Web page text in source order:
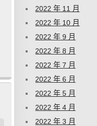
2022 年 11 月
2022 年 10 月
2022 年 9 月
2022 年 8 月
2022 年 7 月
2022 年 6 月
2022 年 5 月
2022 年 4 月
2022 年 3 月